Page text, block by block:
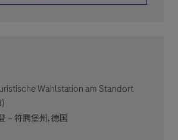
Wahlstation am Standort
－符腾堡州, 德国